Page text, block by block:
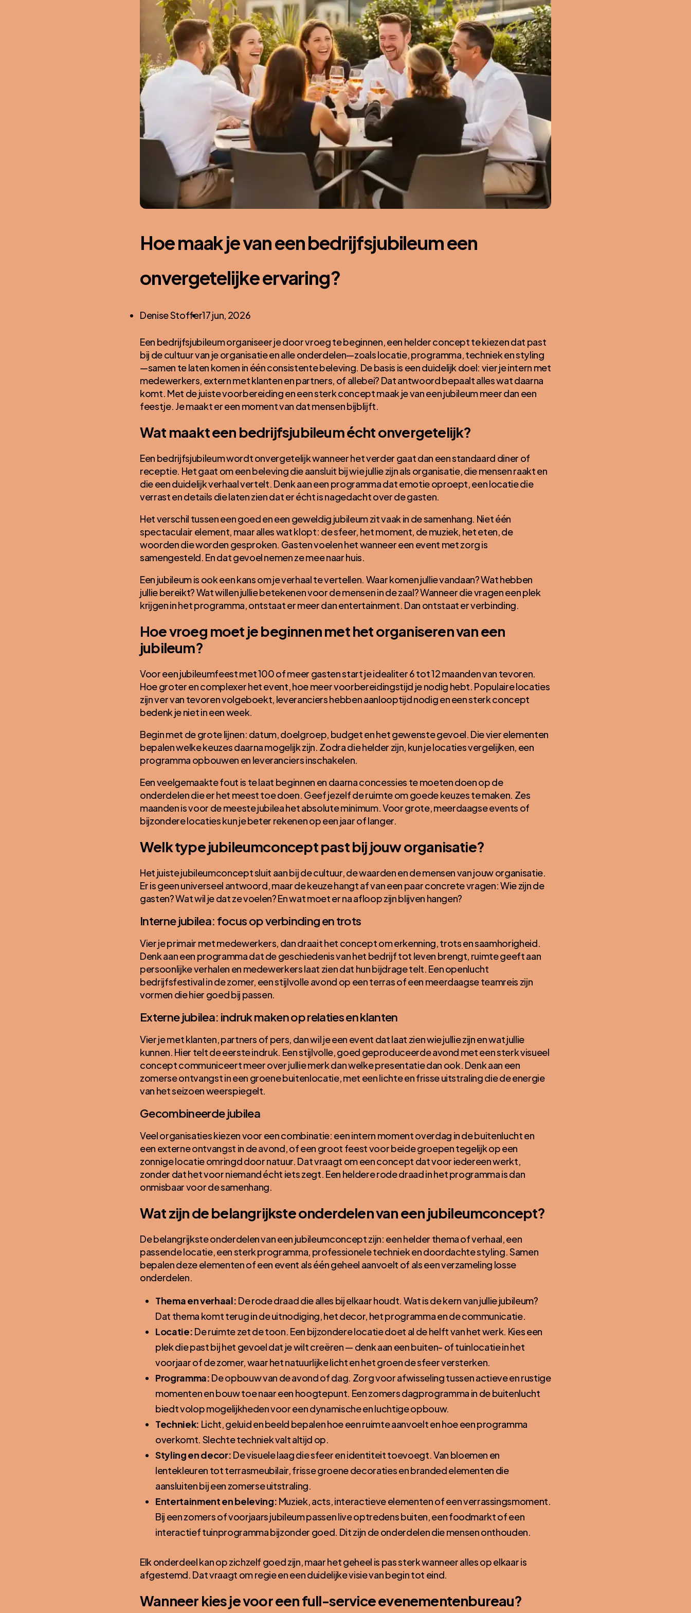
Hoe maak je van een bedrijfsjubileum een
onvergetelijke ervaring?
Posted
Denise Stoffer17 jun, 2026
Een bedrijfsjubileum organiseer je door vroeg te beginnen, een helder concept te kiezen dat past
bij de cultuur van je organisatie en alle onderdelen—zoals locatie, programma, techniek en styling
—samen te laten komen in één consistente beleving. De basis is een duidelijk doel: vier je intern met
medewerkers, extern met klanten en partners, of allebei? Dat antwoord bepaalt alles wat daarna
komt. Met de juiste voorbereiding en een sterk concept maak je van een jubileum meer dan een
feestje. Je maakt er een moment van dat mensen bijblijft.
Wat maakt een bedrijfsjubileum écht onvergetelijk?
Een bedrijfsjubileum wordt onvergetelijk wanneer het verder gaat dan een standaard diner of
receptie. Het gaat om een beleving die aansluit bij wie jullie zijn als organisatie, die mensen raakt en
die een duidelijk verhaal vertelt. Denk aan een programma dat emotie oproept, een locatie die
verrast en details die laten zien dat er écht is nagedacht over de gasten.
Het verschil tussen een goed en een geweldig jubileum zit vaak in de samenhang. Niet één
spectaculair element, maar alles wat klopt: de sfeer, het moment, de muziek, het eten, de
woorden die worden gesproken. Gasten voelen het wanneer een event met zorg is
samengesteld. En dat gevoel nemen ze mee naar huis.
Een jubileum is ook een kans om je verhaal te vertellen. Waar komen jullie vandaan? Wat hebben
jullie bereikt? Wat willen jullie betekenen voor de mensen in de zaal? Wanneer die vragen een plek
krijgen in het programma, ontstaat er meer dan entertainment. Dan ontstaat er verbinding.
Hoe vroeg moet je beginnen met het organiseren van een
jubileum?
Voor een jubileumfeest met 100 of meer gasten start je idealiter 6 tot 12 maanden van tevoren.
Hoe groter en complexer het event, hoe meer voorbereidingstijd je nodig hebt. Populaire locaties
zijn ver van tevoren volgeboekt, leveranciers hebben aanlooptijd nodig en een sterk concept
bedenk je niet in een week.
Begin met de grote lijnen: datum, doelgroep, budget en het gewenste gevoel. Die vier elementen
bepalen welke keuzes daarna mogelijk zijn. Zodra die helder zijn, kun je locaties vergelijken, een
programma opbouwen en leveranciers inschakelen.
Een veelgemaakte fout is te laat beginnen en daarna concessies te moeten doen op de
onderdelen die er het meest toe doen. Geef jezelf de ruimte om goede keuzes te maken. Zes
maanden is voor de meeste jubilea het absolute minimum. Voor grote, meerdaagse events of
bijzondere locaties kun je beter rekenen op een jaar of langer.
Welk type jubileumconcept past bij jouw organisatie?
Het juiste jubileumconcept sluit aan bij de cultuur, de waarden en de mensen van jouw organisatie.
Er is geen universeel antwoord, maar de keuze hangt af van een paar concrete vragen: Wie zijn de
gasten? Wat wil je dat ze voelen? En wat moet er na afloop zijn blijven hangen?
Interne jubilea: focus op verbinding en trots
Vier je primair met medewerkers, dan draait het concept om erkenning, trots en saamhorigheid.
Denk aan een programma dat de geschiedenis van het bedrijf tot leven brengt, ruimte geeft aan
persoonlijke verhalen en medewerkers laat zien dat hun bijdrage telt. Een openlucht
bedrijfsfestival in de zomer, een stijlvolle avond op een terras of een meerdaagse teamreis zijn
vormen die hier goed bij passen.
Externe jubilea: indruk maken op relaties en klanten
Vier je met klanten, partners of pers, dan wil je een event dat laat zien wie jullie zijn en wat jullie
kunnen. Hier telt de eerste indruk. Een stijlvolle, goed geproduceerde avond met een sterk visueel
concept communiceert meer over jullie merk dan welke presentatie dan ook. Denk aan een
zomerse ontvangst in een groene buitenlocatie, met een lichte en frisse uitstraling die de energie
van het seizoen weerspiegelt.
Gecombineerde jubilea
Veel organisaties kiezen voor een combinatie: een intern moment overdag in de buitenlucht en
een externe ontvangst in de avond, of een groot feest voor beide groepen tegelijk op een
zonnige locatie omringd door natuur. Dat vraagt om een concept dat voor iedereen werkt,
zonder dat het voor niemand écht iets zegt. Een heldere rode draad in het programma is dan
onmisbaar voor de samenhang.
Wat zijn de belangrijkste onderdelen van een jubileumconcept?
De belangrijkste onderdelen van een jubileumconcept zijn: een helder thema of verhaal, een
passende locatie, een sterk programma, professionele techniek en doordachte styling. Samen
bepalen deze elementen of een event als één geheel aanvoelt of als een verzameling losse
onderdelen.
Thema en verhaal: De rode draad die alles bij elkaar houdt. Wat is de kern van jullie jubileum?
Dat thema komt terug in de uitnodiging, het decor, het programma en de communicatie.
Locatie: De ruimte zet de toon. Een bijzondere locatie doet al de helft van het werk. Kies een
plek die past bij het gevoel dat je wilt creëren — denk aan een buiten- of tuinlocatie in het
voorjaar of de zomer, waar het natuurlijke licht en het groen de sfeer versterken.
Programma: De opbouw van de avond of dag. Zorg voor afwisseling tussen actieve en rustige
momenten en bouw toe naar een hoogtepunt. Een zomers dagprogramma in de buitenlucht
biedt volop mogelijkheden voor een dynamische en luchtige opbouw.
Techniek: Licht, geluid en beeld bepalen hoe een ruimte aanvoelt en hoe een programma
overkomt. Slechte techniek valt altijd op.
Styling en decor: De visuele laag die sfeer en identiteit toevoegt. Van bloemen en
lentekleuren tot terrasmeubilair, frisse groene decoraties en branded elementen die
aansluiten bij een zomerse uitstraling.
Entertainment en beleving: Muziek, acts, interactieve elementen of een verrassingsmoment.
Bij een zomers of voorjaars jubileum passen live optredens buiten, een foodmarkt of een
interactief tuinprogramma bijzonder goed. Dit zijn de onderdelen die mensen onthouden.
Elk onderdeel kan op zichzelf goed zijn, maar het geheel is pas sterk wanneer alles op elkaar is
afgestemd. Dat vraagt om regie en een duidelijke visie van begin tot eind.
Wanneer kies je voor een full-service evenementenbureau?